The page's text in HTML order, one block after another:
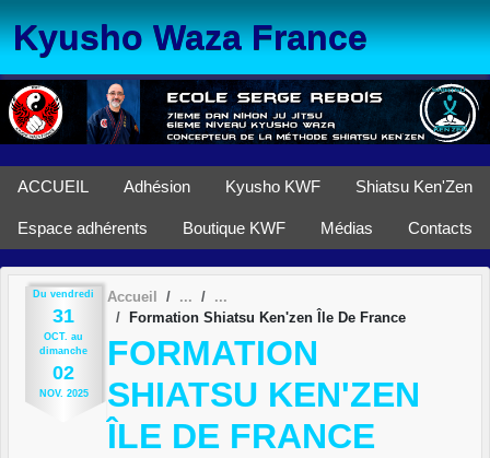
Kyusho Waza France
ACCUEIL Adhésion Kyusho KWF Shiatsu Ken'Zen
Espace adhérents Boutique KWF Médias Contacts
Du vendredi
31
OCT. au
dimanche
02
NOV. 2025
Accueil
Formation Shiatsu Ken'zen Île De France
FORMATION
SHIATSU KEN'ZEN
ÎLE DE FRANCE